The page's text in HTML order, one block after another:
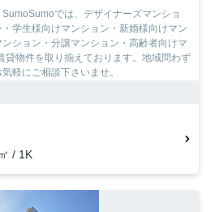
SumoSumoでは、デザイナーズマンショ
学生様向けマンション・新婚様向けマン
ション・分譲マンション・高齢者向けマ
貸物件を取り揃えております。地域問わず
軽にご相談下さいませ。
/ 1K